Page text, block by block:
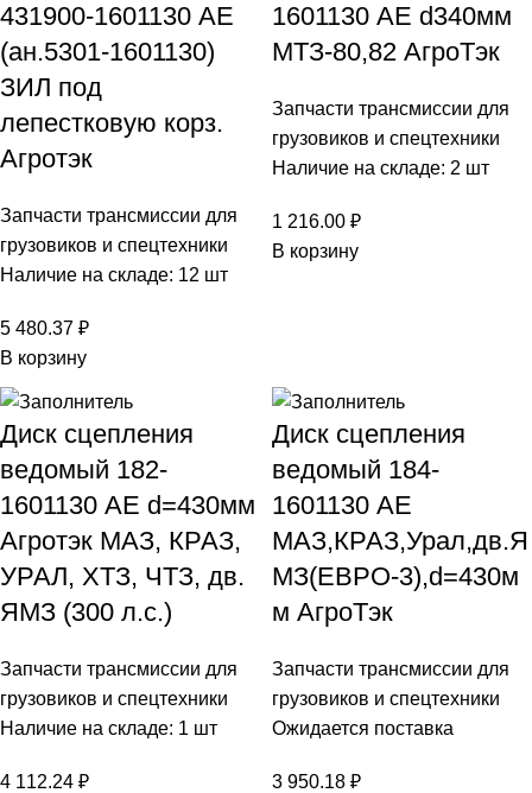
431900-1601130 АЕ
(ан.5301-1601130)
ЗИЛ под
лепестковую корз.
Агротэк
Запчасти трансмиссии для
грузовиков и спецтехники
Наличие на складе: 12 шт
5 480.37 ₽
В корзину
1601130 АЕ d340мм
МТЗ-80,82 АгроТэк
Запчасти трансмиссии для
грузовиков и спецтехники
Наличие на складе: 2 шт
1 216.00 ₽
В корзину
Диск сцепления
ведомый 182-
1601130 АЕ d=430мм
Агротэк МАЗ, КРАЗ,
УРАЛ, ХТЗ, ЧТЗ, дв.
ЯМЗ (300 л.с.)
Запчасти трансмиссии для
грузовиков и спецтехники
Наличие на складе: 1 шт
4 112.24 ₽
Диск сцепления
ведомый 184-
1601130 АЕ
МАЗ,КРАЗ,Урал,дв.Я
МЗ(ЕВРО-3),d=430м
м АгроТэк
Запчасти трансмиссии для
грузовиков и спецтехники
Ожидается поставка
3 950.18 ₽